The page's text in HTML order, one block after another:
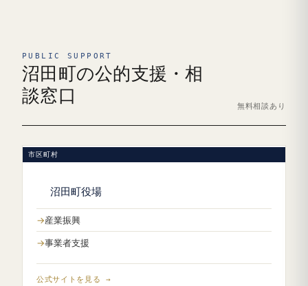
PUBLIC SUPPORT
沼田町の公的支援・相
談窓口
無料相談あり
市区町村
沼田町役場
産業振興
事業者支援
公式サイトを見る →